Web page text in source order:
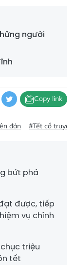
người
Copy link
đán #Tết cổ truyền
bứt phá
được, tiếp
vụ chính
triệu
tết